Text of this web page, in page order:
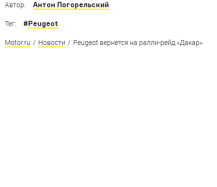
Автор: Антон Погорельский
Тег: #Peugeot
Motor.ru / Новости / Peugeot вернется на ралли-рейд «Дакар»